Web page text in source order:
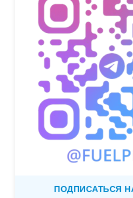
ПОДПИСАТЬСЯ